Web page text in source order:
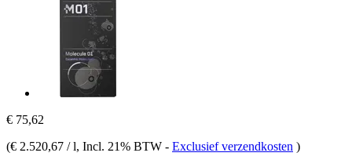
€ 75,62
(€ 2.520,67 / l, Incl. 21% BTW - Exclusief verzendkosten )